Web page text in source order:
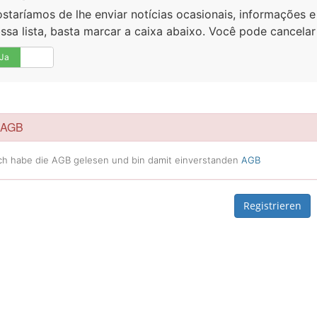
de lhe enviar notícias ocasionais, informações
lista, basta marcar a caixa abaixo. Você pode
Ja
AGB
habe die AGB gelesen und bin damit einverstanden AGB